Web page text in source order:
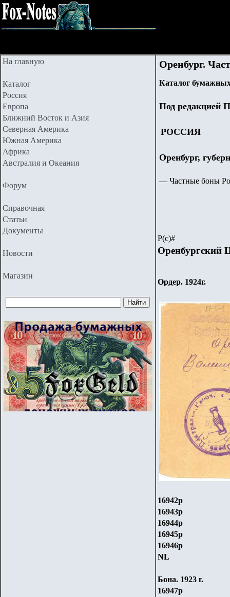
На главную
Каталог
Россия
Европа
Ближний Восток и Азия
Северная Америка
Южная Америка
Африка
Австралия и Океания
Форум
Справочная
Статьи
Документы
Новости
Магазин
Оренбург.
Каталог
Под редакцией
РОССИЯ
Оренбург,
— Частные боны
Р(с)#
Оренбургский
Ордер. 1924г.
16942р
16943р
16944р
16945р
16946р
NL
Бона. 1923 г.
16947р